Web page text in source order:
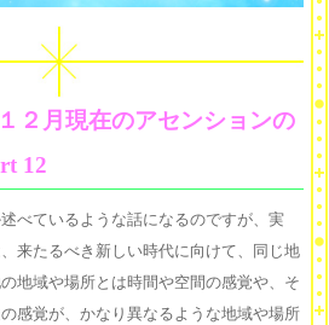
２月現在のアセンションの
12
べているような話になるのですが、実
来たるべき新しい時代に向けて、同じ地
地域や場所とは時間や空間の感覚や、そ
感覚が、かなり異なるような地域や場所